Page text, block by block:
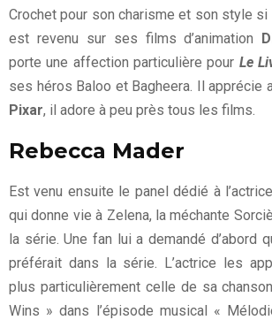
Crochet pour son charisme et son style si
est revenu sur ses films d’animation
porte une affection particulière pour Le
ses héros Baloo et Bagheera. Il apprécie
Pixar, il adore à peu près tous les films.
Rebecca Mader
Est venu ensuite le panel dédié à l’actrice
qui donne vie à Zelena, la méchante
la série. Une fan lui a demandé d’abord
préférait dans la série. L’actrice les
plus particulièrement celle de sa
Wins » dans l’épisode musical «